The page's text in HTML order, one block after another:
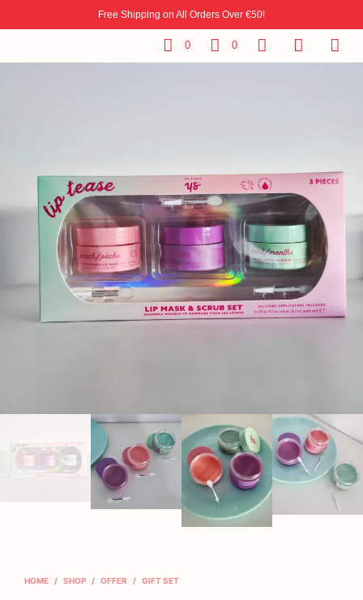
Free Shipping on All Orders Over €50!
0 0
HOME / SHOP / OFFER / GIFT SET